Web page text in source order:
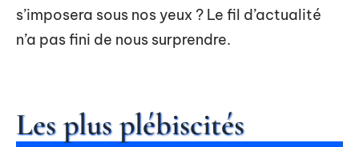
s’imposera sous nos yeux ? Le fil d’actualité
n’a pas fini de nous surprendre.
Les plus plébiscités